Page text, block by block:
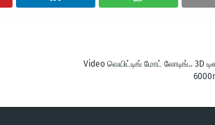
Video வெயிட்டிங் மோட் லோடிங்.. 3D